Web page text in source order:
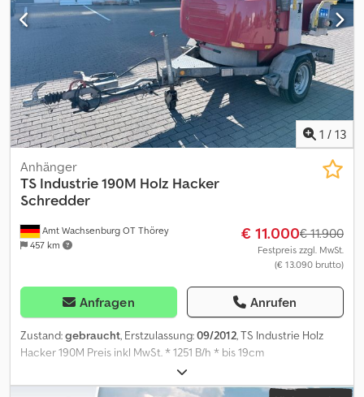
weitere Informationen zu erhalten.
1 / 13
Amt Wachsenburg OT Thörey
457 km
Anhänger
TS Industrie 190M Holz Hacker
Schredder
€ 11.000€ 11.900
Festpreis zzgl. MwSt.
(€ 13.090 brutto)
Anfragen Anrufen
Zustand:gebraucht, Erstzulassung:09/2012, TS Industrie Holz
Hacker 190M Preis inkl MwSt. * 1251 B/h * bis 19cm
Stammdurchmesser * Aufbau und Auswurfkamin drehbar Dcjdpfx
Amszalrwe Esk * 50Ps Kubota Diesel Motor * Service und Tüv bei